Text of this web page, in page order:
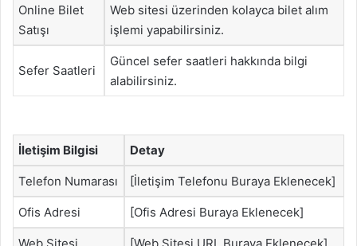
Online Bilet
Satışı
Web sitesi üzerinden kolayca bilet alım
işlemi yapabilirsiniz.
Sefer Saatleri
Güncel sefer saatleri hakkında bilgi
alabilirsiniz.
İletişim Bilgisi Detay
Telefon Numarası [İletişim Telefonu Buraya Eklenecek]
Ofis Adresi [Ofis Adresi Buraya Eklenecek]
Web Sitesi [Web Sitesi URL Buraya Eklenecek]